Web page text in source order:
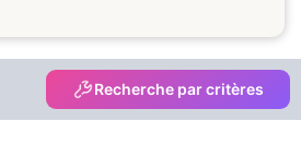
Recherche par critères